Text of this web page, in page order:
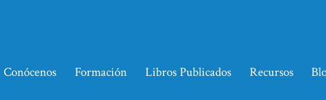
Conócenos Formación Libros Publicados Recursos